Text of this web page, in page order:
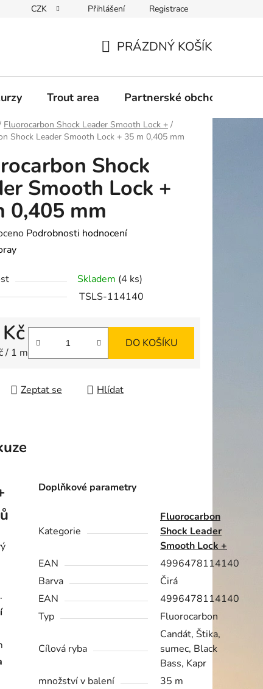
CZK Přihlášení Registrace
KOŠÍK
PRÁZDNÝ KOŠÍK
Trout area Partnerské obchody
Fluorocarbon Shock Leader Smooth Lock + /
Shock Leader Smooth Lock + 35 m 0,405 mm
Shock
Smooth Lock +
0,405 mm
Podrobnosti hodnocení
Skladem (4 ks)
TSLS-114140
/ 1 m
DO KOŠÍKU
Zeptat se
Hlídat
Doplňkové parametry
Kategorie
Fluorocarbon
Shock Leader
Smooth Lock +
EAN
4996478114140
Barva
Čirá
EAN
4996478114140
Typ
Fluorocarbon
Cílová ryba
Candát, Štika,
sumec, Black
Bass, Kapr
množství v balení
35 m